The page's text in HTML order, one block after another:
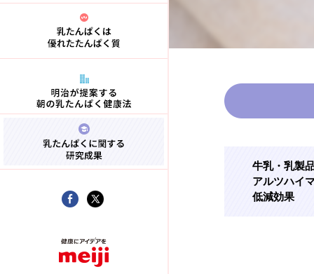
牛乳・乳製
アルツハイ
低減効果